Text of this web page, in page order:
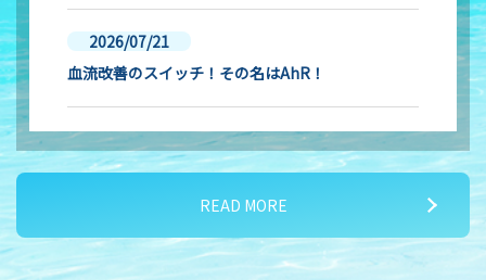
2026/07/21
血流改善のスイッチ！その名はAhR！
2026/07/16
夏バテ対策② 血液サラサラ作用のメカニズム
2026/07/15
夏バテ対策① 気温差に負けるな！
READ MORE